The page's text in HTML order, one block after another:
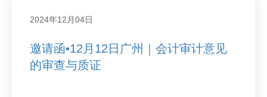
2024年12月04日
邀请函•12月12日广州｜会计审计意见
的审查与质证